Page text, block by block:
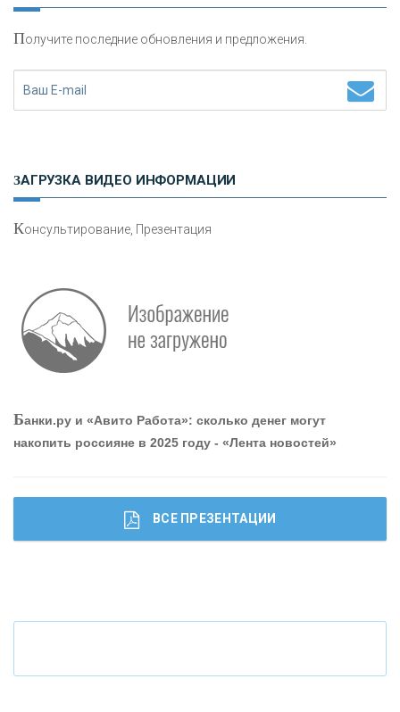
Работа мечты. Что банки делают для того, чтобы
привлечь и удержать персонал - «Интервью»
Что будет с наличными деньгами при цифровом
Получите последние обновления и предложения.
ЗАГРУЗКА ВИДЕО ИНФОРМАЦИИ
Консультирование, Презентация
Банки.ру и «Авито Работа»: сколько денег могут
накопить россияне в 2025 году - «Лента новостей»
ВСЕ ПРЕЗЕНТАЦИИ